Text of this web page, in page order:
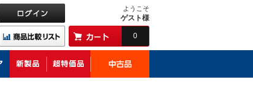
ようこそ
ゲスト様
0